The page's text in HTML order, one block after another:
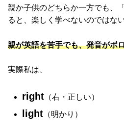
親か子供のどちらか一方でも、
ると、楽しく学べないのではな
親が英語を苦手でも、発音がボ
実際私は、
right （右・正しい）
light （明かり）